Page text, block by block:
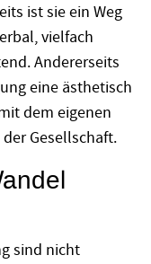
ist sie ein Weg
vielfach
Andererseits
eine ästhetisch
dem eigenen
Gesellschaft.
sind nicht